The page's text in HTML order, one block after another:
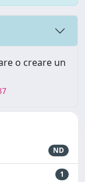
o creare un
ND
1